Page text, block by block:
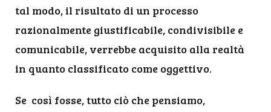
tal modo, il risultato di un processo
razionalmente giustificabile, condivisibile e
comunicabile, verrebbe acquisito alla realtà
in quanto classificato come oggettivo.
Se così fosse, tutto ciò che pensiamo,